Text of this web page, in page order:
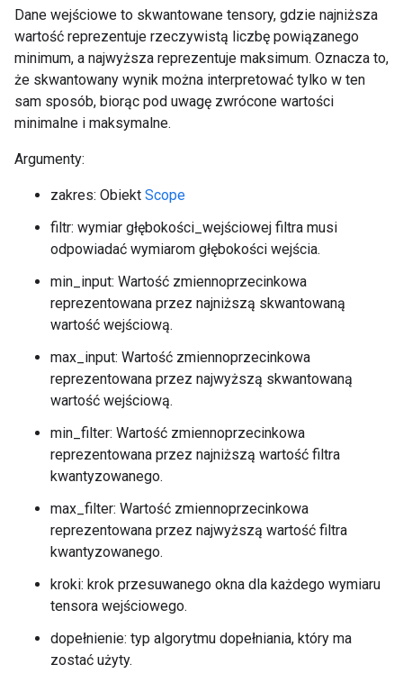
Dane wejściowe to skwantowane tensory, gdzie najniższa
wartość reprezentuje rzeczywistą liczbę powiązanego
minimum, a najwyższa reprezentuje maksimum. Oznacza to,
że skwantowany wynik można interpretować tylko w ten
sam sposób, biorąc pod uwagę zwrócone wartości
minimalne i maksymalne.
Argumenty:
zakres: Obiekt Scope
filtr: wymiar głębokości_wejściowej filtra musi
odpowiadać wymiarom głębokości wejścia.
min_input: Wartość zmiennoprzecinkowa
reprezentowana przez najniższą skwantowaną
wartość wejściową.
max_input: Wartość zmiennoprzecinkowa
reprezentowana przez najwyższą skwantowaną
wartość wejściową.
min_filter: Wartość zmiennoprzecinkowa
reprezentowana przez najniższą wartość filtra
kwantyzowanego.
max_filter: Wartość zmiennoprzecinkowa
reprezentowana przez najwyższą wartość filtra
kwantyzowanego.
kroki: krok przesuwanego okna dla każdego wymiaru
tensora wejściowego.
dopełnienie: typ algorytmu dopełniania, który ma
zostać użyty.